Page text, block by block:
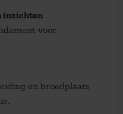
inzichten
voor
en broedplaats